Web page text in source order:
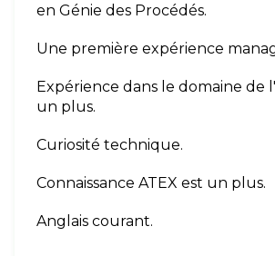
en Génie des Procédés.
Une première expérience
Expérience dans le domaine de
un plus.
Curiosité technique.
Connaissance ATEX est un plus.
Anglais courant.